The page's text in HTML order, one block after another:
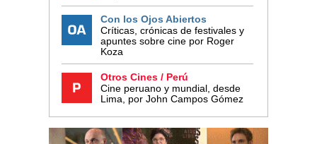
Con los Ojos Abiertos
Críticas, crónicas de festivales y
apuntes sobre cine por Roger
Koza
Otros Cines / Perú
Cine peruano y mundial, desde
Lima, por John Campos Gómez